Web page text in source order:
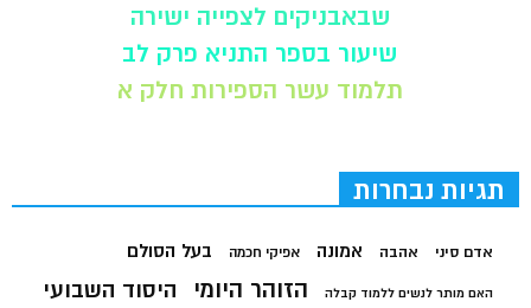
שבאבניקים לצפייה ישירה
שיעור בספר התניא פרק לב
תלמוד עשר הספירות חלק א
תגיות נבחרות
אדם סיני אהבה אמונה אפיקי חכמה בעל הסולם
האם מותר לנשים ללמוד קבלה הזוהר היומי היסוד השבועי